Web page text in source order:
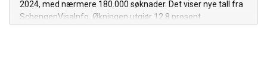
455,5 megawatt skal komme fra fornybare kilder. Blant de
strategiske prosjektene i overgangen til grønnere energi er
2024, med nærmere 180.000 søknader. Det viser nye tall fra
SchengenVisaInfo. Økningen utgjør 12,8 prosent